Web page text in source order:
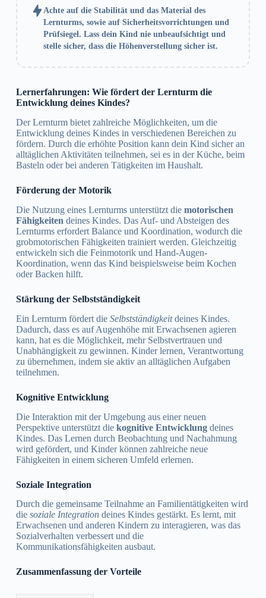
Achte auf die Stabilität und das Material des
Lernturms, sowie auf Sicherheitsvorrichtungen und
Prüfsiegel. Lass dein Kind nie unbeaufsichtigt und
stelle sicher, dass die Höhenverstellung sicher ist.
Lernerfahrungen: Wie fördert der Lernturm die
Entwicklung deines Kindes?
Der Lernturm bietet zahlreiche Möglichkeiten, um die
Entwicklung deines Kindes in verschiedenen Bereichen zu
fördern. Durch die erhöhte Position kann dein Kind sicher an
alltäglichen Aktivitäten teilnehmen, sei es in der Küche, beim
Basteln oder bei anderen Tätigkeiten im Haushalt.
Förderung der Motorik
Die Nutzung eines Lernturms unterstützt die motorischen
Fähigkeiten deines Kindes. Das Auf- und Absteigen des
Lernturms erfordert Balance und Koordination, wodurch die
grobmotorischen Fähigkeiten trainiert werden. Gleichzeitig
entwickeln sich die Feinmotorik und Hand-Augen-
Koordination, wenn das Kind beispielsweise beim Kochen
oder Backen hilft.
Stärkung der Selbstständigkeit
Ein Lernturm fördert die Selbstständigkeitdeines Kindes.
Dadurch, dass es auf Augenhöhe mit Erwachsenen agieren
kann, hat es die Möglichkeit, mehr Selbstvertrauen und
Unabhängigkeit zu gewinnen. Kinder lernen, Verantwortung
zu übernehmen, indem sie aktiv an alltäglichen Aufgaben
teilnehmen.
Kognitive Entwicklung
Die Interaktion mit der Umgebung aus einer neuen
Perspektive unterstützt die kognitive Entwicklungdeines
Kindes. Das Lernen durch Beobachtung und Nachahmung
wird gefördert, und Kinder können zahlreiche neue
Fähigkeiten in einem sicheren Umfeld erlernen.
Soziale Integration
Durch die gemeinsame Teilnahme an Familientätigkeiten wird
die soziale Integrationdeines Kindes gestärkt. Es lernt, mit
Erwachsenen und anderen Kindern zu interagieren, was das
Sozialverhalten verbessert und die
Kommunikationsfähigkeiten ausbaut.
Zusammenfassung der Vorteile